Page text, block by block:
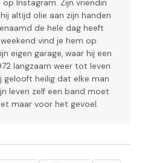
Instagram. Zijn vriendin
altijd olie aan zijn handen
de hele dag heeft
vind je hem op
eigen garage, waar hij een
langzaam weer tot leven
gelooft heilig dat elke man
leven zelf een band moet
maar voor het gevoel.